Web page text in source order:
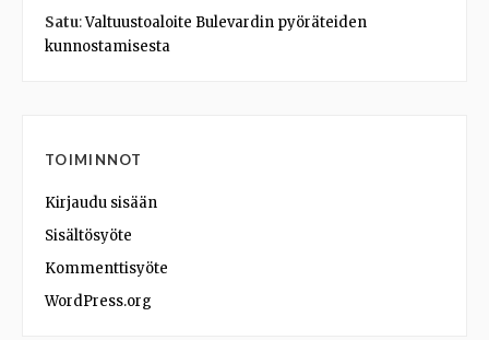
Satu:Valtuustoaloite Bulevardin pyöräteiden
kunnostamisesta
TOIMINNOT
Kirjaudu sisään
Sisältösyöte
Kommenttisyöte
WordPress.org